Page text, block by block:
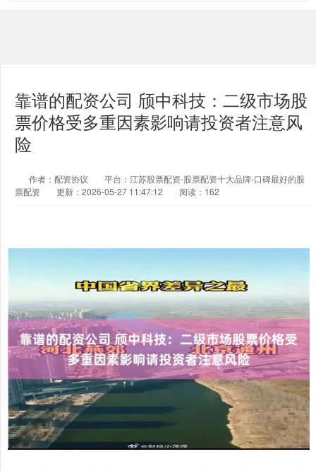
靠谱的配资公司 颀中科技：二级市场股
票价格受多重因素影响请投资者注意风
险
作者：配资协议
平台：江苏股票配资-股票配资十大品牌-口碑最好的股
票配资
更新：2026-05-27 11:47:12 阅读：162